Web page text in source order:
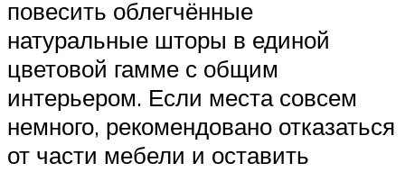
повесить облегчённые
натуральные шторы в единой
цветовой гамме с общим
интерьером. Если места совсем
немного, рекомендовано отказаться
от части мебели и оставить